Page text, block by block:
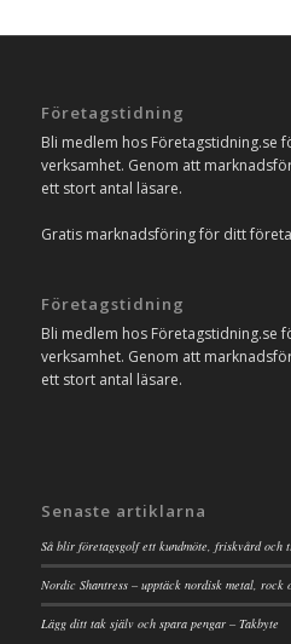
Företagstidning
Bli medlem hos Företagstidning.se
verksamhet. Genom att
ett stort antal läsare.
Gratis marknadsföring för ditt
Företagstidning
Bli medlem hos Företagstidning.se
verksamhet. Genom att
ett stort antal läsare.
Senaste artiklarna
Så blir företagsgolf ett kundmöte, friskvård och
Nordic Shantress – upptäck nordisk metal, rock
Lägg ditt tak själv och spara pengar – Takbyte